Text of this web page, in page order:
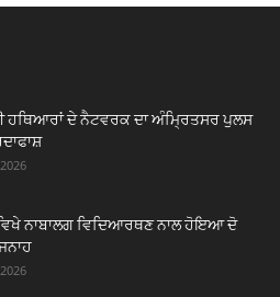
ਹਥਿਆਰਾਂ ਦੇ ਨੈਟਵਰਕ ਦਾ ਅੰਮ੍ਰਿਤਸਰ ਪੁਲਸ
ਨਾਬਾਲਗ ਵਿਦਿਆਰਥਣ ਨਾਲ ਹੋਇਆ ਦੋ